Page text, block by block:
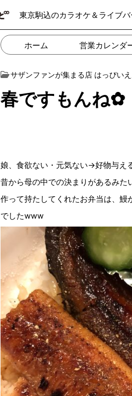
東京駒込のカラオケ＆ライブバ
ホーム 営業カレンダ
サザンファンが集まる店 はっぴい
春ですもんね✿︎
娘、食欲ない・元気ない→好物与え
昔から母の中での決まりがあるみた
作って持たしてくれたお弁当は、鰻
でしたwww